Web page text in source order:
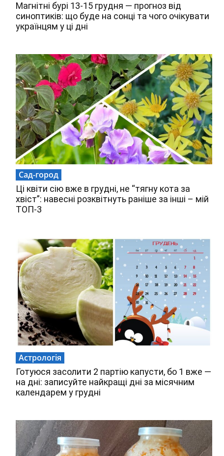
Магнітні бурі 13-15 грудня — прогноз від
синоптиків: що буде на сонці та чого очікувати
українцям у ці дні
Сад-город
Ці квіти сію вже в грудні, не “тягну кота за
хвіст”: навесні розквітнуть раніше за інші – мій
ТОП-3
Астрологія
Готуюся засолити 2 партію капусти, бо 1 вже —
на дні: записуйте найкращі дні за місячним
календарем у грудні